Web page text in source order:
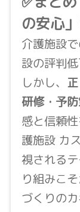
の安心
介護施設
設の評判
しかし、
研修・予
感と信頼
護施設 カ
視される
り組みこ
づくりの